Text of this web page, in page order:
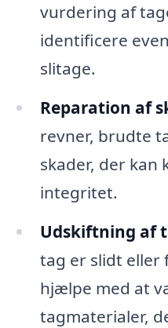
vurdering af
identificere
slitage.
Reparation af
revner, brudte
skader, der
integritet.
Udskiftning af
tag er slidt
hjælpe med at
tagmaterialer,